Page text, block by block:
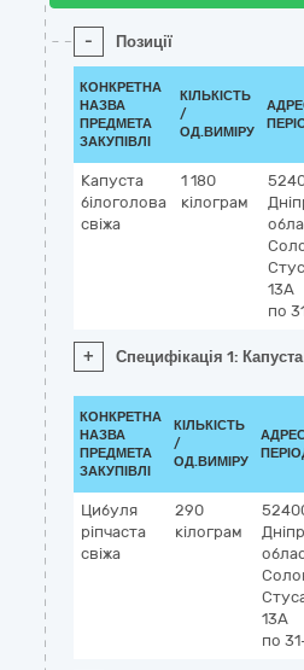
- Позиції
КОНКРЕТНА
НАЗВА
ПРЕДМЕТА
ЗАКУПІВЛІ
КІЛЬКІСТЬ
/
ОД.ВИМІРУ
Капуста
білоголова
свіжа
1 180
кілограм
13А
по
+ Специфікація 1:
КОНКРЕТНА
НАЗВА
ПРЕДМЕТА
ЗАКУПІВЛІ
КІЛЬКІСТЬ
/
ОД.ВИМІРУ
Цибуля
ріпчаста
свіжа
290
кілограм
13А
по